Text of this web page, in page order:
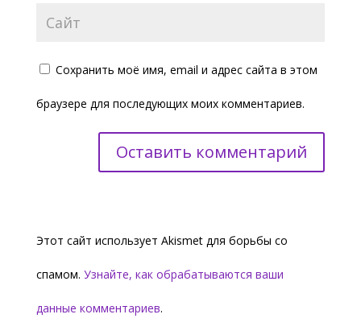
Сохранить моё имя, email и адрес сайта в этом
браузере для последующих моих комментариев.
Этот сайт использует Akismet для борьбы со
спамом. Узнайте, как обрабатываются ваши
данные комментариев.